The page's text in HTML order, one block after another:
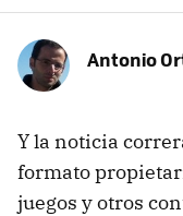
Antonio
Y la noticia
formato
juegos y otros